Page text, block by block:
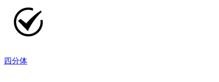
四分体